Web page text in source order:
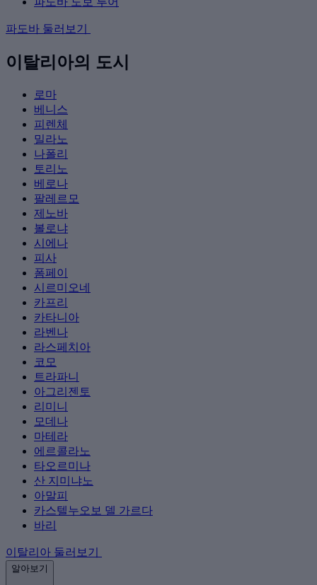
파도바 둘러보기
이탈리아의 도시
로마
베니스
피렌체
밀라노
나폴리
토리노
베로나
팔레르모
제노바
볼로냐
시에나
피사
폼페이
시르미오네
카프리
카타니아
라벤나
라스페치아
코모
트라파니
아그리젠토
리미니
모데나
마테라
에르콜라노
타오르미나
산 지미냐노
아말피
카스텔누오보 델 가르다
바리
이탈리아 둘러보기
알아보기